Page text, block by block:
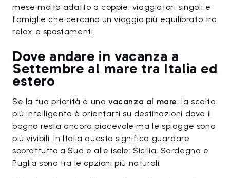
mese molto adatto a coppie, viaggiatori singoli e
famiglie che cercano un viaggio più equilibrato tra
relax e spostamenti.
Dove andare in vacanza a
Settembre al mare tra Italia ed
estero
Se la tua priorità è una vacanza al mare, la scelta
più intelligente è orientarti su destinazioni dove il
bagno resta ancora piacevole ma le spiagge sono
più vivibili. In Italia questo significa guardare
soprattutto a Sud e alle isole: Sicilia, Sardegna e
Puglia sono tra le opzioni più naturali.